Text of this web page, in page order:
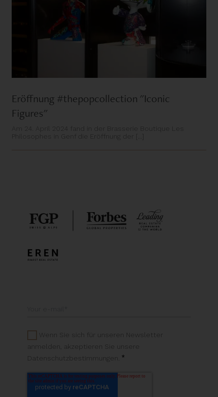
Eröffnung #thepopcollection "Iconic
Figures"
Am 24. April 2024 fand in der Brasserie Boutique Les
Philosophes in Genf die Eröffnung der [...]
Wenn Sie sich für unseren Newsletter
anmelden, akzeptieren Sie unsere
Datenschutzbestimmungen. *